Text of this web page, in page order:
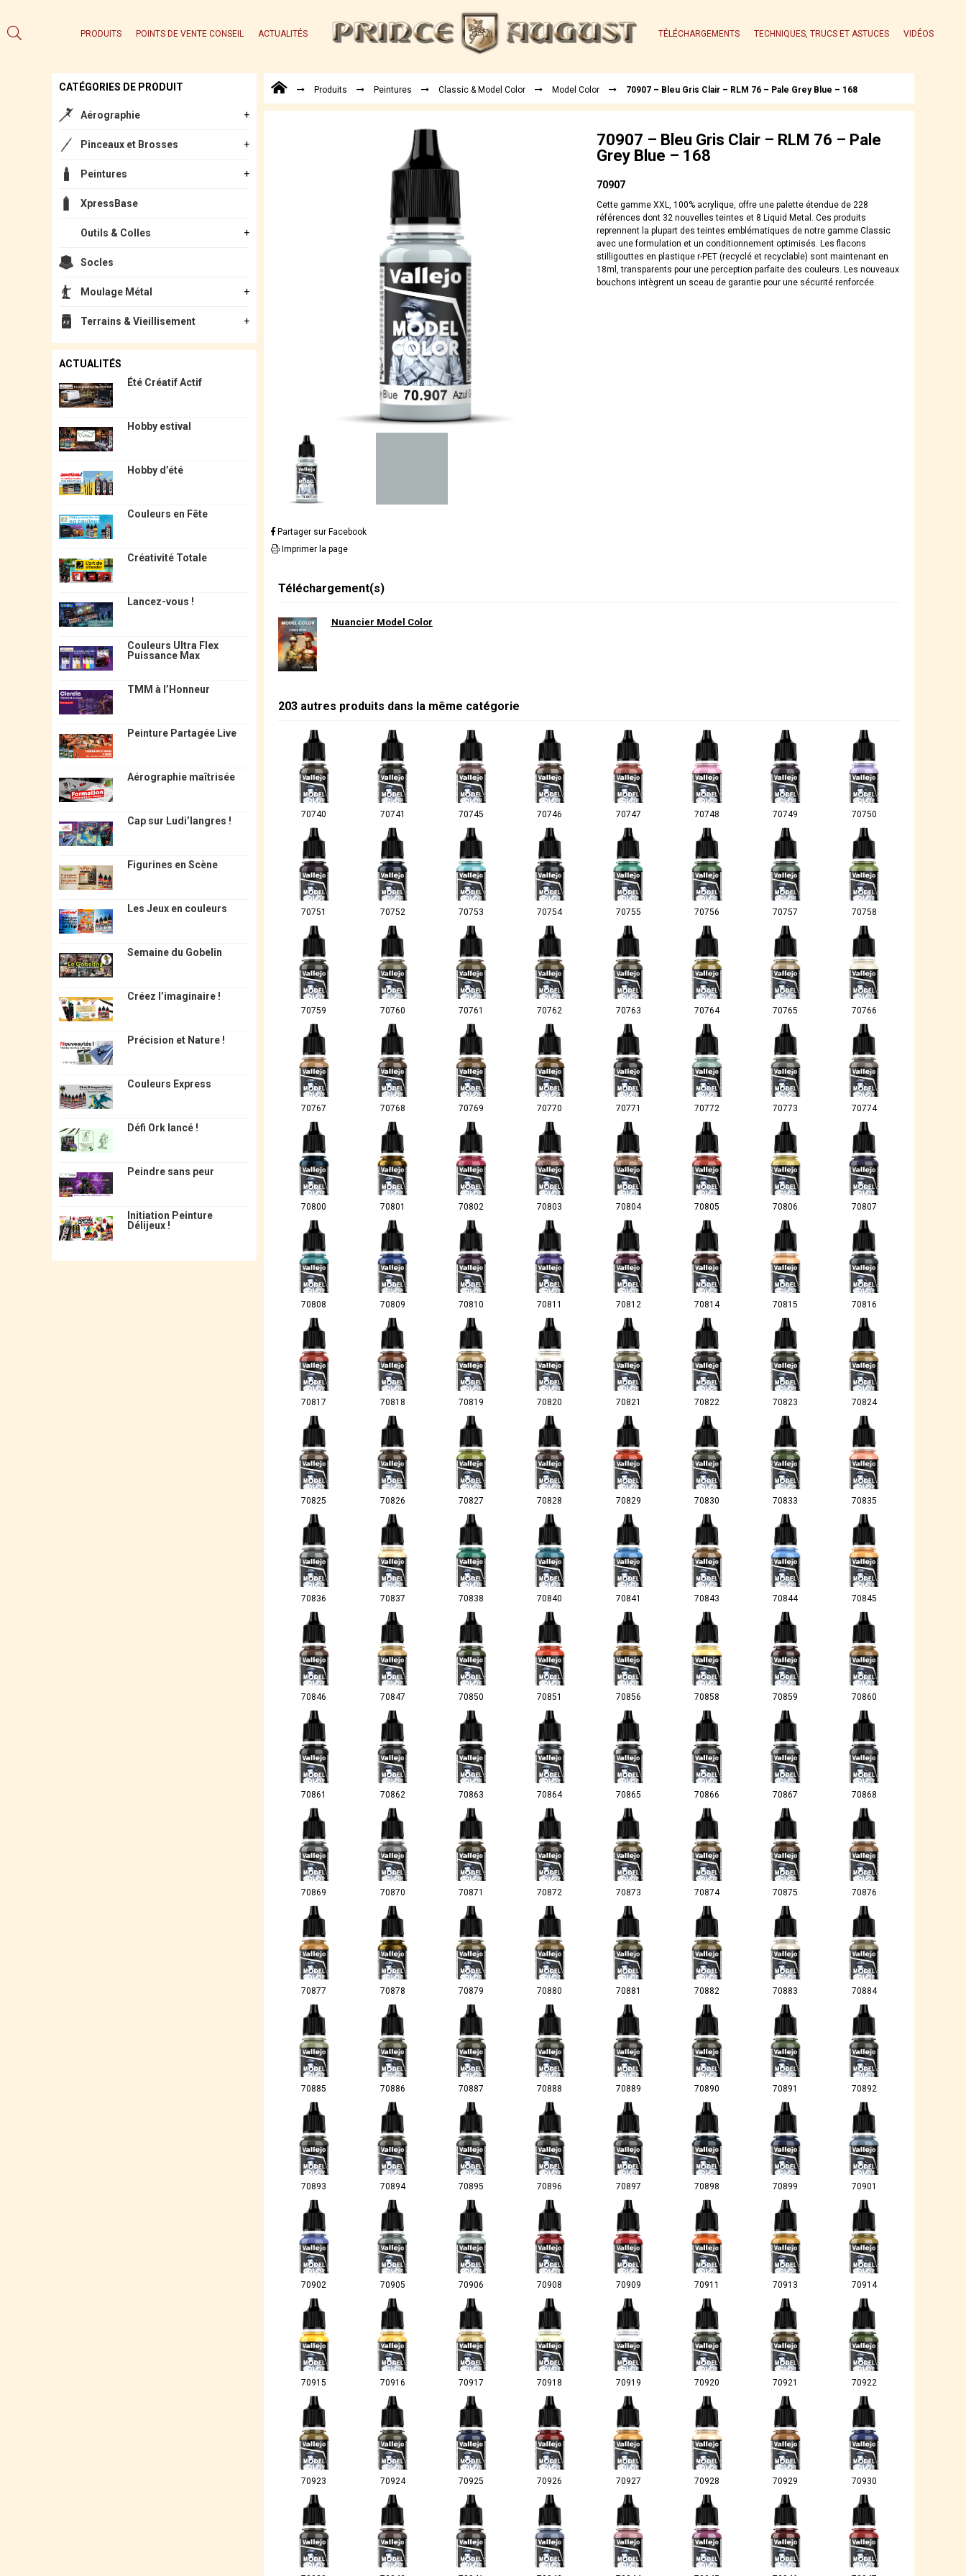
PRODUITS POINTS DE VENTE CONSEIL ACTUALITÉS TÉLÉCHARGEMENTS TECHNIQUES, TRUCS ET ASTUCES VIDÉOS
CATÉGORIES DE PRODUIT
Aérographie
Pinceaux et Brosses
Peintures
XpressBase
Outils & Colles
Socles
Moulage Métal
Terrains & Vieillisement
ACTUALITÉS
Été Créatif Actif
Hobby estival
Hobby d’été
Couleurs en Fête
Créativité Totale
Lancez-vous !
Couleurs Ultra Flex
Puissance Max
TMM à l’Honneur
Peinture Partagée Live
Aérographie maîtrisée
Cap sur Ludi’langres !
Figurines en Scène
Les Jeux en couleurs
Semaine du Gobelin
Créez l’imaginaire !
Précision et Nature !
Couleurs Express
Défi Ork lancé !
Peindre sans peur
Initiation Peinture
Délijeux !
Produits Peintures Classic & Model Color Model Color 70907 – Bleu Gris Clair – RLM 76 – Pale Grey Blue – 168
Partager sur Facebook
Imprimer la page
70907 – Bleu Gris Clair – RLM 76 – Pale
Grey Blue – 168
70907
Cette gamme XXL, 100% acrylique, offre une palette étendue de 228
références dont 32 nouvelles teintes et 8 Liquid Metal. Ces produits
reprennent la plupart des teintes emblématiques de notre gamme Classic
avec une formulation et un conditionnement optimisés. Les flacons
stilligouttes en plastique r-PET (recyclé et recyclable) sont maintenant en
18ml, transparents pour une perception parfaite des couleurs. Les nouveaux
bouchons intègrent un sceau de garantie pour une sécurité renforcée.
Téléchargement(s)
Nuancier Model Color
203 autres produits dans la même catégorie
70740 70741 70745 70746 70747 70748 70749 70750
70751 70752 70753 70754 70755 70756 70757 70758
70759 70760 70761 70762 70763 70764 70765 70766
70767 70768 70769 70770 70771 70772 70773 70774
70800 70801 70802 70803 70804 70805 70806 70807
70808 70809 70810 70811 70812 70814 70815 70816
70817 70818 70819 70820 70821 70822 70823 70824
70825 70826 70827 70828 70829 70830 70833 70835
70836 70837 70838 70840 70841 70843 70844 70845
70846 70847 70850 70851 70856 70858 70859 70860
70861 70862 70863 70864 70865 70866 70867 70868
70869 70870 70871 70872 70873 70874 70875 70876
70877 70878 70879 70880 70881 70882 70883 70884
70885 70886 70887 70888 70889 70890 70891 70892
70893 70894 70895 70896 70897 70898 70899 70901
70902 70905 70906 70908 70909 70911 70913 70914
70915 70916 70917 70918 70919 70920 70921 70922
70923 70924 70925 70926 70927 70928 70929 70930